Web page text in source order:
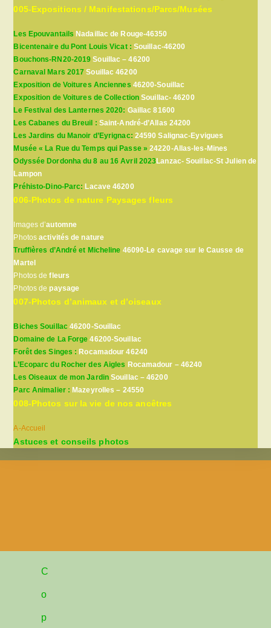
005-Expositions / Manifestations/Parcs/Musées
Les Epouvantails Nadaillac de Rouge-46350
Bicentenaire du Pont Louis Vicat : Souillac-46200
Bouchons-RN20-2019Souillac – 46200
Carnaval Mars 2017 Souillac 46200
Exposition de Voitures Anciennes 46200-Souillac
Exposition de Voitures de Collection Souillac- 46200
Le Festival des Lanternes 2020: Gaillac 81600
Les Cabanes du Breuil : Saint-André-d’Allas 24200
Les Jardins du Manoir d’Eyrignac: 24590 Salignac-Eyvigues
Musée « La Rue du Temps qui Passe » 24220-Allas-les-Mines
Odyssée Dordonha du 8 au 16 Avril 2023Lanzac- Souillac-St Julien de
Lampon
Préhisto-Dino-Parc: Lacave 46200
006-Photos de nature Paysages fleurs
Images d’automne
Photosactivités de nature
Truffières d’André et Micheline 46090-Le cavage sur le Causse de
Martel
Photos defleurs
Photos depaysage
007-Photos d’animaux et d’oiseaux
Biches Souillac46200-Souillac
Domaine de La Forge 46200-Souillac
Forêt des Singes : Rocamadour 46240
L’Ecoparc du Rocher des Aigles Rocamadour – 46240
Les Oiseaux de mon JardinSouillac – 46200
Parc Animalier : Mazeyrolles – 24550
008-Photos sur la vie de nos ancêtres
A-Accueil
Astuces et conseils photos
C
o
p